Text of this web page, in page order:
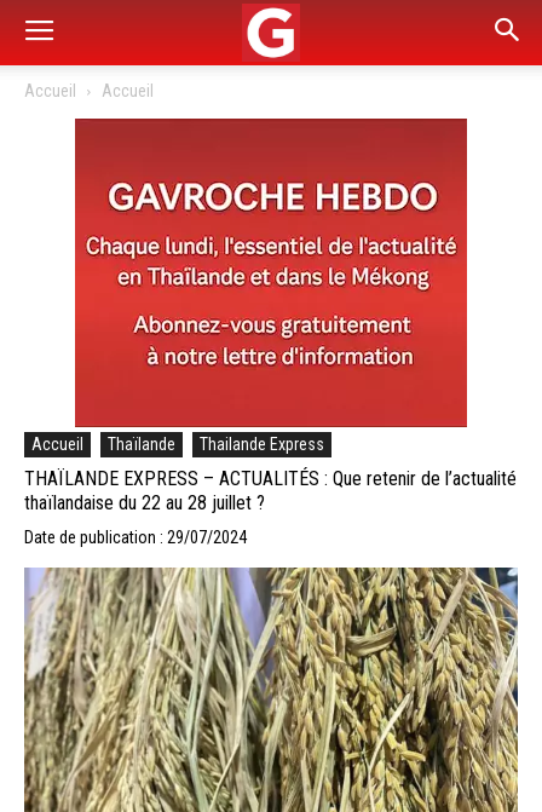
Accueil Accueil
Accueil Thaïlande Thailande Express
THAÏLANDE EXPRESS – ACTUALITÉS : Que retenir de l’actualité
thaïlandaise du 22 au 28 juillet ?
Date de publication : 29/07/2024